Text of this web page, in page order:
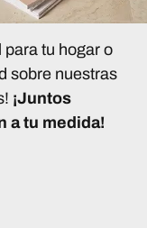
tu hogar o
sobre nuestras
¡Juntos
a tu medida!